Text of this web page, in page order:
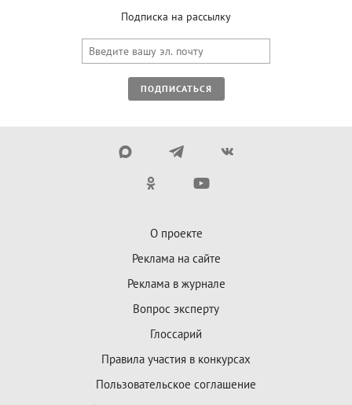
Подписка на рассылку
ПОДПИСАТЬСЯ
О проекте
Реклама на сайте
Реклама в журнале
Вопрос эксперту
Глоссарий
Правила участия в конкурсах
Пользовательское соглашение